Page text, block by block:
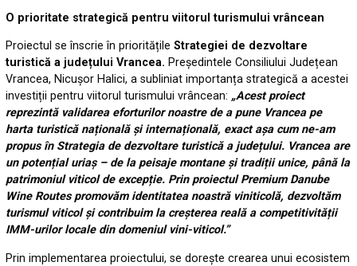
O prioritate strategică pentru viitorul turismului vrâncean
Proiectul se înscrie în prioritățileStrategiei de dezvoltare
turistică a județului Vrancea. Președintele Consiliului Județean
Vrancea, Nicușor Halici, a subliniat importanța strategică a acestei
investiții pentru viitorul turismului vrâncean: „Acest proiect
reprezintă validarea eforturilor noastre de a pune Vrancea pe
harta turistică națională și internațională, exact așa cum ne-am
propus în Strategia de dezvoltare turistică a județului. Vrancea are
un potențial uriaș – de la peisaje montane și tradiții unice, până la
patrimoniul viticol de excepție. Prin proiectul Premium Danube
Wine Routes promovăm identitatea noastră viniticolă, dezvoltăm
turismul viticol și contribuim la creșterea reală a competitivității
IMM-urilor locale din domeniul vini-viticol.”
Prin implementarea proiectului, se dorește crearea unui ecosistem